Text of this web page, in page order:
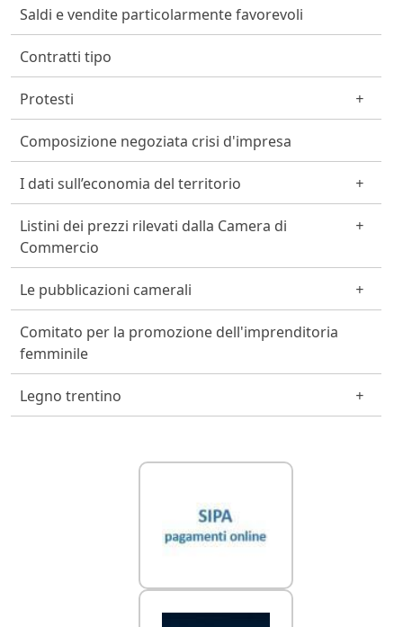
Saldi e vendite particolarmente favorevoli
Contratti tipo
Protesti
Composizione negoziata crisi d'impresa
I dati sull’economia del territorio
Listini dei prezzi rilevati dalla Camera di
Commercio
Le pubblicazioni camerali
Comitato per la promozione dell'imprenditoria
femminile
Legno trentino